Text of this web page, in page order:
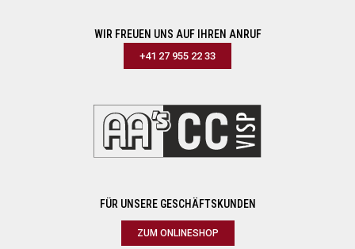
WIR FREUEN UNS AUF IHREN ANRUF
+41 27 955 22 33
FÜR UNSERE GESCHÄFTSKUNDEN
ZUM ONLINESHOP